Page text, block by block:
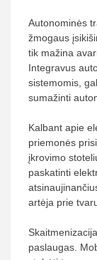
Autonominės
žmogaus
tik mažina
Integravus
sistemomis,
sumažinti
Kalbant apie
priemonės
įkrovimo
paskatinti
artėja prie
paslaugas.